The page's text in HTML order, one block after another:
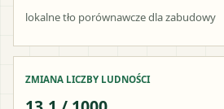
lokalne tło porównawcze dla zabudowy
ZMIANA LICZBY LUDNOŚCI